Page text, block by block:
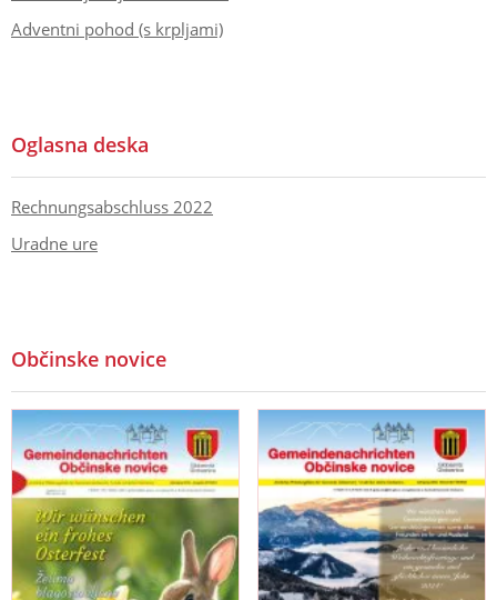
Adventni pohod (s krpljami)
Oglasna deska
Rechnungsabschluss 2022
Uradne ure
Občinske novice